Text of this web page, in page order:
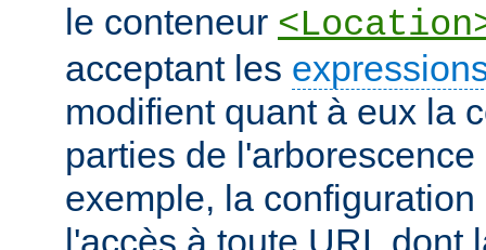
le conteneur
acceptant les
modifient quant à eux la
parties de
exemple, la